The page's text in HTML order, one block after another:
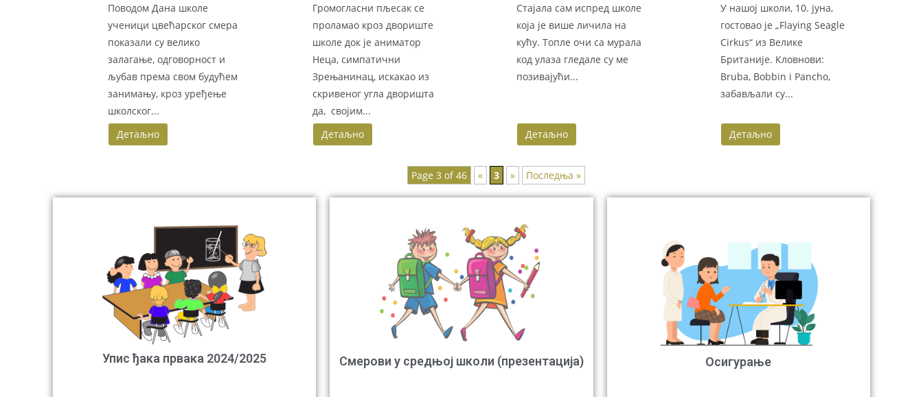
Поводом Дана школе
ученици цвећарског смера
показали су велико
залагање, одговорност и
љубав према свом будућем
занимању, кроз уређење
школског...
Детаљно
Громогласни пљесак се
проламао кроз двориште
школе док је аниматор
Неца, симпатични
Зрењанинац, искакао из
скривеног угла дворишта
да, својим...
Детаљно
Стајала сам испред школе
која је више личила на
кућу. Топле очи са мурала
код улаза гледале су ме
позивајући...
Детаљно
У нашој школи, 10. јуна,
гостовао је „Flaying Seagle
Cirkus“ из Велике
Британије. Кловнови:
Bruba, Bobbin i Pancho,
забављали су...
Детаљно
Page 3 of 46 « 3 » Последња »
Упис ђака првака 2024/2025 Смерови у средњој школи (презентација) Осигурање